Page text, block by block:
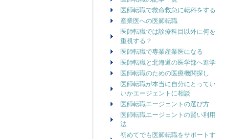
医師転職で救命救急に転科をする
産業医への医師転職
医師転職では診療科目以外に何を
重視する？
医師転職で専業産業医になる
医師転職と北海道の医学部へ進学
医師転職のための医療機関探し
医師転職が本当に自分にとってい
いかエージェントに相談
医師転職エージェントの選び方
医師転職エージェントの賢い利用
法
初めてでも医師転職をサポートす